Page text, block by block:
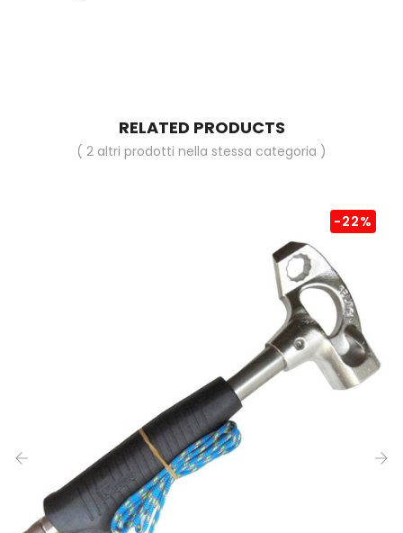
RELATED PRODUCTS
( 2 altri prodotti nella stessa categoria )
-22%